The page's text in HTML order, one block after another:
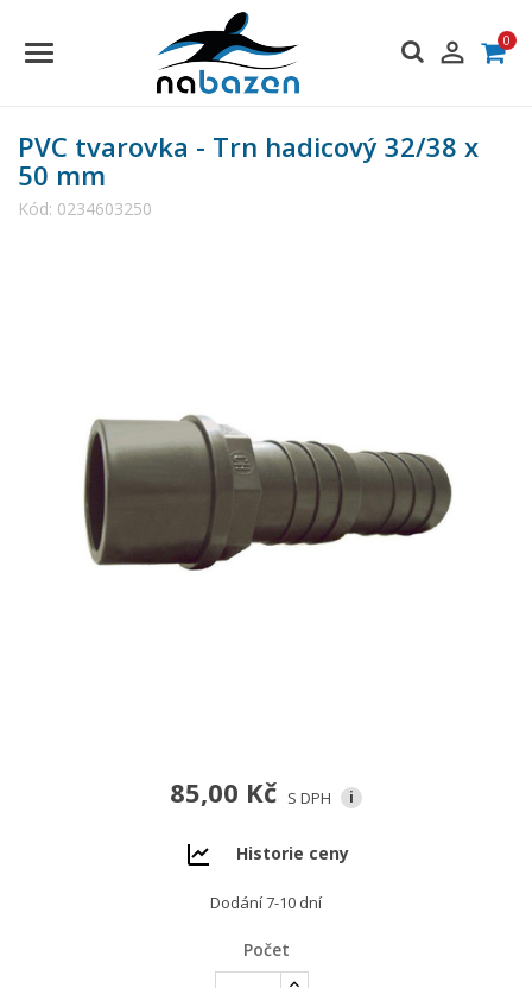
 0
PVC tvarovka - Trn hadicový 32/38 x
50 mm
Kód: 0234603250
85,00 Kč S DPH i
Historie ceny
Dodání 7-10 dní
Počet